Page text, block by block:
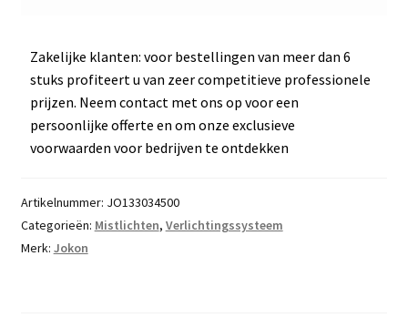
Zakelijke klanten: voor bestellingen van meer dan 6
stuks profiteert u van zeer competitieve professionele
prijzen. Neem contact met ons op voor een
persoonlijke offerte en om onze exclusieve
voorwaarden voor bedrijven te ontdekken
Artikelnummer: JO133034500
Categorieën: Mistlichten, Verlichtingssysteem
Merk: Jokon